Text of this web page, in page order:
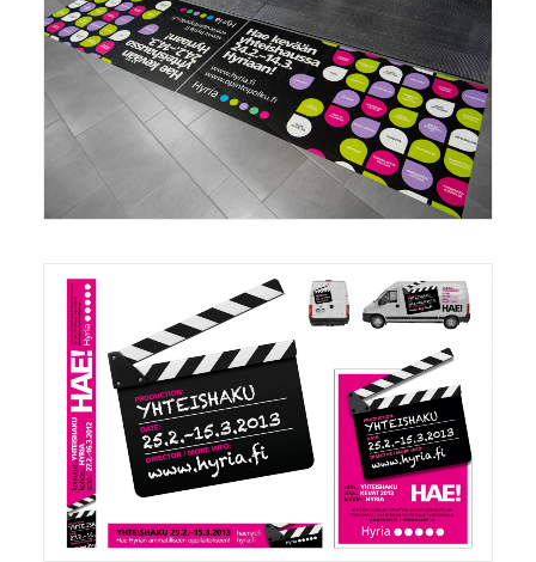
Mainonta/Marketing Grafiikka/Graphics
Mainonta/Marketing Grafiikka/Graphics